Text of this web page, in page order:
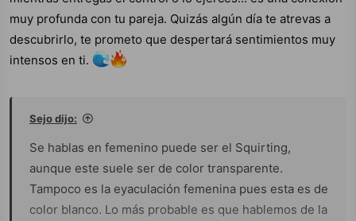
muy profunda con tu pareja. Quizás algún día te atrevas a
descubrirlo, te prometo que despertará sentimientos muy
intensos en ti.
Sejo dijo:
Se hablas en femenino puede ser el Squirting,
aunque este suele ser de color transparente.
Tampoco es la eyaculación femenina pues esta es de
color blanco. Lo más probable es que hablemos de la